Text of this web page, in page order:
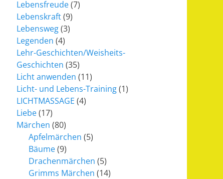
Lebensfreude(7)
Lebenskraft(9)
Lebensweg(3)
Legenden (4)
Lehr-Geschichten/Weisheits-
Geschichten (35)
Licht anwenden (11)
Licht- und Lebens-Training(1)
LICHTMASSAGE (4)
Liebe(17)
Märchen (80)
Apfelmärchen (5)
Bäume(9)
Drachenmärchen (5)
Grimms Märchen (14)